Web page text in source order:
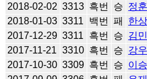
2018-02-02 3313 흑번 승 정
2018-01-03 3311 백번 패 한
2017-12-29 3311 흑번 승 김
2017-11-21 3310 흑번 승 강
2017-10-30 3309 흑번 승 이